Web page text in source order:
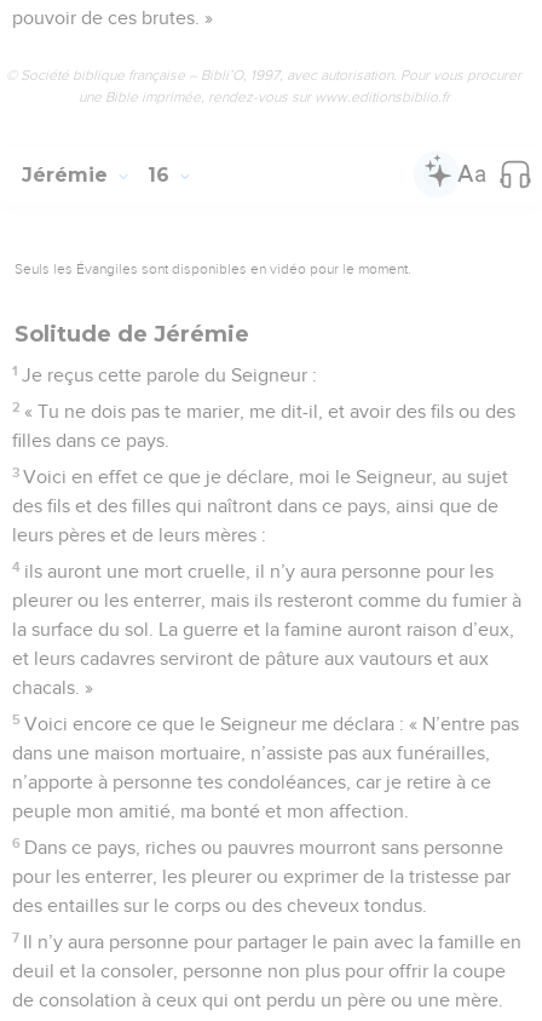
pouvoir de ces brutes. »
© Société biblique française – Bibli’O, 1997, avec autorisation. Pour vous procurer
une Bible imprimée, rendez-vous sur www.editionsbiblio.fr
Jérémie 16
Seuls les Évangiles sont disponibles en vidéo pour le moment.
Solitude de Jérémie
1 Je reçus cette parole du Seigneur :
2 « Tu ne dois pas te marier, me dit-il, et avoir des fils ou des
filles dans ce pays.
3 Voici en effet ce que je déclare, moi le Seigneur, au sujet
des fils et des filles qui naîtront dans ce pays, ainsi que de
leurs pères et de leurs mères :
4 ils auront une mort cruelle, il n’y aura personne pour les
pleurer ou les enterrer, mais ils resteront comme du fumier à
la surface du sol. La guerre et la famine auront raison d’eux,
et leurs cadavres serviront de pâture aux vautours et aux
chacals. »
5 Voici encore ce que le Seigneur me déclara : « N’entre pas
dans une maison mortuaire, n’assiste pas aux funérailles,
n’apporte à personne tes condoléances, car je retire à ce
peuple mon amitié, ma bonté et mon affection.
6 Dans ce pays, riches ou pauvres mourront sans personne
pour les enterrer, les pleurer ou exprimer de la tristesse par
des entailles sur le corps ou des cheveux tondus.
7 Il n’y aura personne pour partager le pain avec la famille en
deuil et la consoler, personne non plus pour offrir la coupe
de consolation à ceux qui ont perdu un père ou une mère.